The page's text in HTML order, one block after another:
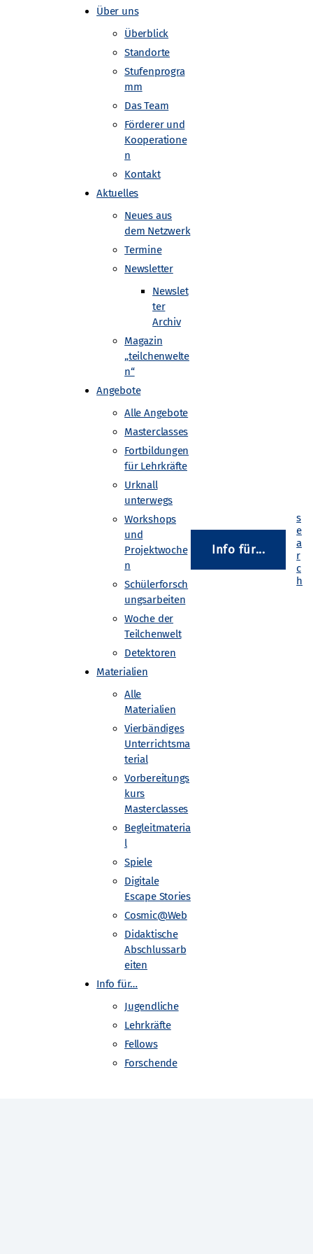
Über uns
Überblick
Standorte
Stufenprogra
mm
Das Team
Förderer und
Kooperatione
n
Kontakt
Aktuelles
Neues aus
dem Netzwerk
Termine
Newsletter
Newslet
ter
Archiv
Magazin
„teilchenwelte
n“
Angebote
Alle Angebote
Masterclasses
Fortbildungen
für Lehrkräfte
Urknall
unterwegs
Workshops
und
Projektwoche
n
Schülerforsch
ungsarbeiten
Woche der
Teilchenwelt
Detektoren
Materialien
Alle
Materialien
Vierbändiges
Unterrichtsma
terial
Vorbereitungs
kurs
Masterclasses
Begleitmateria
l
Spiele
Digitale
Escape Stories
Cosmic@Web
Didaktische
Abschlussarb
eiten
Info für…
Jugendliche
Lehrkräfte
Fellows
Forschende
Info für...
und
unser Verständnis der
klassischen Physik? Wie
Quantenmaterialien so
dich durch die
existieren, sondern
und dich mit
Maschinenwesen der TU